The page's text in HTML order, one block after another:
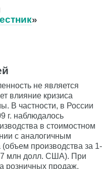
»
не является
влияние кризиса
В частности, в России
г. наблюдалось
в стоимостном
с аналогичным
производства за 1-
млн долл. США). При
розничных продаж,